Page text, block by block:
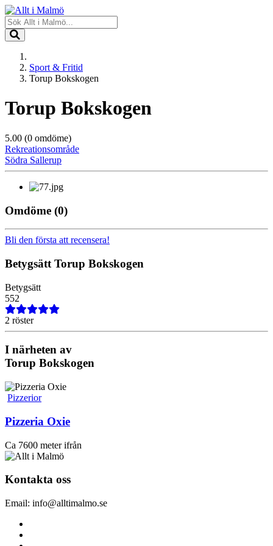
Sport & Fritid
Torup Bokskogen
Torup Bokskogen
5.00 (0 omdöme)
Rekreationsområde
Södra Sallerup
Omdöme (0)
Bli den första att recensera!
Betygsätt Torup Bokskogen
Betygsätt
552
2 röster
I närheten av
Torup Bokskogen
Pizzerior
Pizzeria Oxie
Ca 7600 meter ifrån
Kontakta oss
Email: info@alltimalmo.se